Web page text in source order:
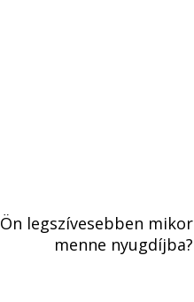
Ön legszívesebben mikor
menne nyugdíjba?